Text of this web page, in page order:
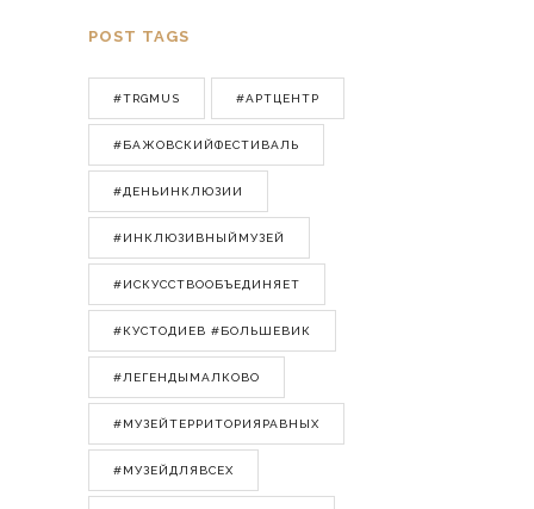
POST TAGS
#TRGMUS #АРТЦЕНТР
#БАЖОВСКИЙФЕСТИВАЛЬ
#ДЕНЬИНКЛЮЗИИ
#ИНКЛЮЗИВНЫЙМУЗЕЙ
#ИСКУССТВООБЪЕДИНЯЕТ
#КУСТОДИЕВ #БОЛЬШЕВИК
#ЛЕГЕНДЫМАЛКОВО
#МУЗЕЙТЕРРИТОРИЯРАВНЫХ
#МУЗЕЙДЛЯВСЕХ